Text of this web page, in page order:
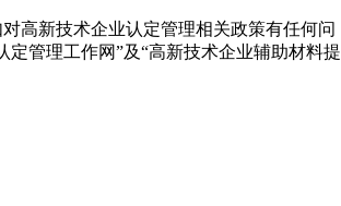
高新技术企业认定管理相关政策有任何问
管理工作网”及“高新技术企业辅助材料提